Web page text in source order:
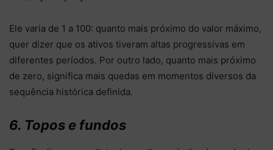
Ele varia de 1 a 100: quanto mais próximo do valor máximo,
quer dizer que os ativos tiveram altas progressivas em
diferentes períodos. Por outro lado, quanto mais próximo
de zero, significa mais quedas em momentos diversos da
sequência histórica definida.
6. Topos e fundos